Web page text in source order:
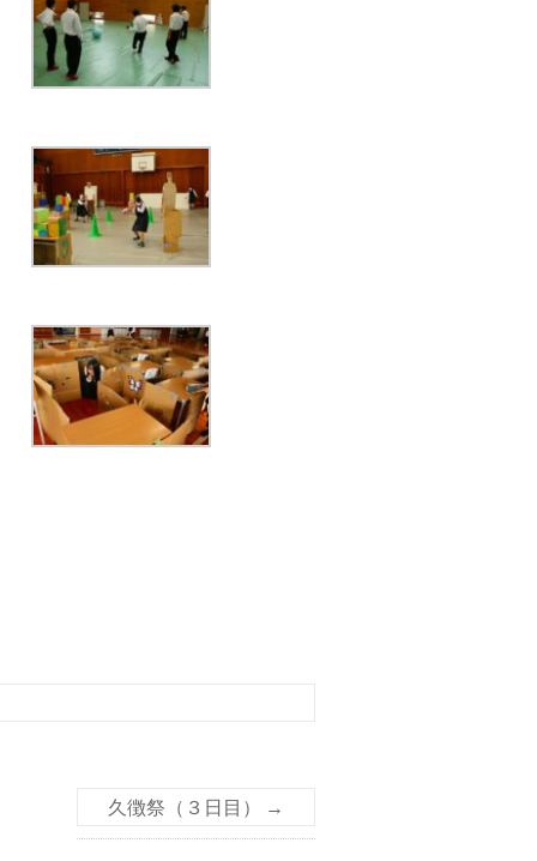
久徴祭（３日目） →